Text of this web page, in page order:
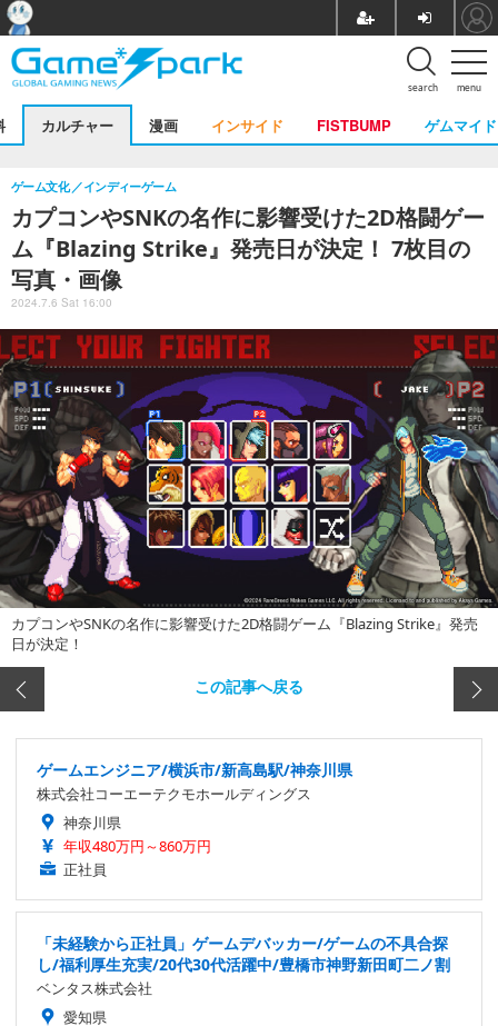
menu
search
カルチャー 漫画 インサイド FISTBUMP ゲムマイド
カプコンやSNKの名作に影響受けた2D格闘ゲー
ム『Blazing Strike』発売日が決定！ 7枚目の
写真・画像
ゲーム文化 インディーゲーム
2024.7.6 Sat 16:00
カプコンやSNKの名作に影響受けた2D格闘ゲーム『Blazing Strike』発売
日が決定！
この記事へ戻る
ゲームエンジニア/横浜市/新高島駅/神奈川県
株式会社コーエーテクモホールディングス
神奈川県
年収480万円～860万円
正社員
「未経験から正社員」ゲームデバッカー/ゲームの不具合探
し/福利厚生充実/20代30代活躍中/豊橋市神野新田町二ノ割
ベンタス株式会社
愛知県